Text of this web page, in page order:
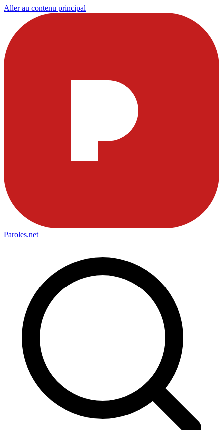
Aller au contenu principal
Paroles.net